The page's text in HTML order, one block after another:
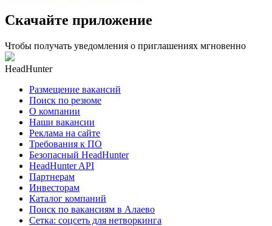
Скачайте приложение
Чтобы получать уведомления о приглашениях мгновенно
HeadHunter
Размещение вакансий
Поиск по резюме
О компании
Наши вакансии
Реклама на сайте
Требования к ПО
Безопасный HeadHunter
HeadHunter API
Партнерам
Инвесторам
Каталог компаний
Поиск по вакансиям в Алаево
Сетка: соцсеть для нетворкинга